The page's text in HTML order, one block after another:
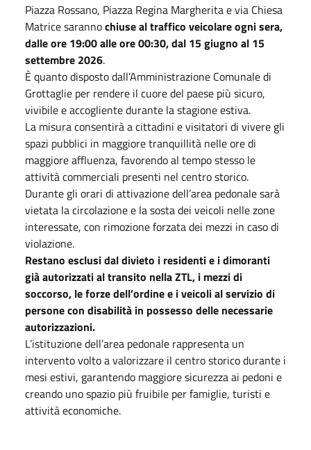
Piazza Rossano, Piazza Regina Margherita e via Chiesa
Matrice sarannochiuse al traffico veicolare ogni sera,
dalle ore 19:00 alle ore 00:30, dal 15 giugno al 15
settembre 2026.
È quanto disposto dall’Amministrazione Comunale di
Grottaglie per rendere il cuore del paese più sicuro,
vivibile e accogliente durante la stagione estiva.
La misura consentirà a cittadini e visitatori di vivere gli
spazi pubblici in maggiore tranquillità nelle ore di
maggiore affluenza, favorendo al tempo stesso le
attività commerciali presenti nel centro storico.
Durante gli orari di attivazione dell’area pedonale sarà
vietata la circolazione e la sosta dei veicoli nelle zone
interessate, con rimozione forzata dei mezzi in caso di
violazione.
Restano esclusi dal divieto i residenti e i dimoranti
già autorizzati al transito nella ZTL, i mezzi di
soccorso, le forze dell’ordine e i veicoli al servizio di
persone con disabilità in possesso delle necessarie
autorizzazioni.
L’istituzione dell’area pedonale rappresenta un
intervento volto a valorizzare il centro storico durante i
mesi estivi, garantendo maggiore sicurezza ai pedoni e
creando uno spazio più fruibile per famiglie, turisti e
attività economiche.